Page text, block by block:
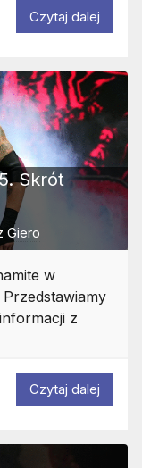
Czytaj dalej
Skrót
Giero
w
z
Czytaj dalej